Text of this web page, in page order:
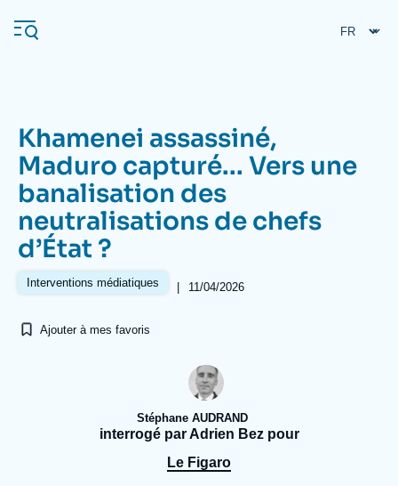
au
contenu
Navigation
principale
L'Ifri
Analyses
Se connecter
À propos de l'Ifri Recherches fréquentes
Khamenei assassiné,
Maduro capturé... Vers une
banalisation des
neutralisations de chefs
d’État ?
Interventions médiatiques | 11/04/2026
Ajouter à mes favoris
Stéphane AUDRAND
interrogé par Adrien Bez pour
Le Figaro